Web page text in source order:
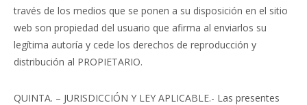
través de los medios que se ponen a su disposición en el sitio
web son propiedad del usuario que afirma al enviarlos su
legítima autoría y cede los derechos de reproducción y
distribución al PROPIETARIO.
QUINTA. – JURISDICCIÓN Y LEY APLICABLE.- Las presentes